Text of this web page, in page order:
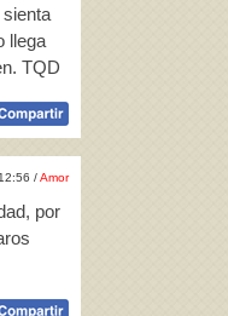
llega
TQD
/Amor
por